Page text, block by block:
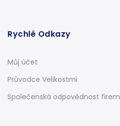
Rychlé Odkazy
Můj účet
Průvodce Velikostmi
Společenská odpovědnost firem